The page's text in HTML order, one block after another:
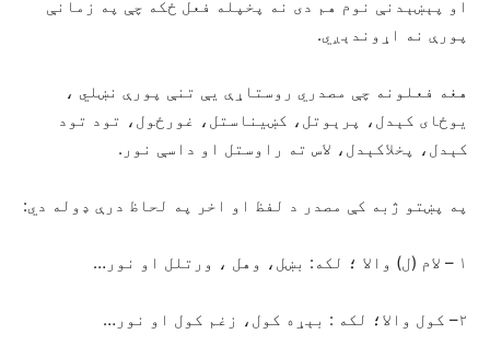
او پېښېدنې نوم هم دی نه پخپله فعل ځکه چې په زمانې
پورې نه اړوندېږي.
هغه فعلونه چې مصدري روستاړې يې تنې پورې نښلي ،
یوځای کېدل، پرېوتل، کښیناستل، غورځول، تود تود
کېدل، پخلاکېدل، لاس ته راوستل او داسې نور.
په پښتو ژبه کې مصدر د لفظ او اخر په لحاظ درې ډوله دي:
۱ – لام (ل) والا ؛ لکه: بښل، وهل ، ورتلل او نور…
۲– کول والا؛ لکه : بېړه کول، زغم کول او نور…